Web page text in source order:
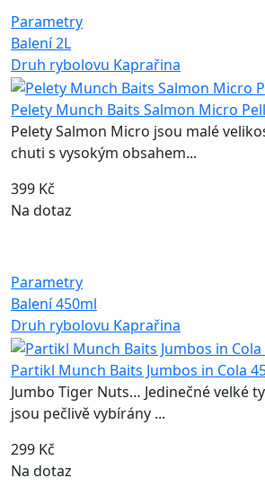
Parametry
Balení2L
Druh rybolovu Kaprařina
Pelety Munch Baits Salmon Micro
Pelety Salmon Micro jsou malé
chuti s vysokým obsahem...
399 Kč
Na dotaz
Parametry
Balení450ml
Druh rybolovu Kaprařina
Partikl Munch Baits Jumbos in Cola
Jumbo Tiger Nuts… Jedinečné velké
jsou pečlivě vybírány ...
299 Kč
Na dotaz